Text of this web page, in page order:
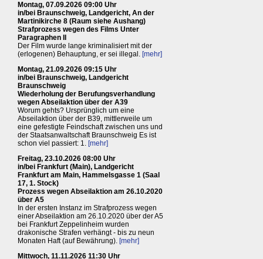
Montag, 07.09.2026 09:00 Uhr
in/bei Braunschweig, Landgericht, An der
Martinikirche 8 (Raum siehe Aushang)
Strafprozess wegen des Films Unter
Paragraphen II
Der Film wurde lange kriminalisiert mit der
(erlogenen) Behauptung, er sei illegal. [mehr]
Montag, 21.09.2026 09:15 Uhr
in/bei Braunschweig, Landgericht
Braunschweig
Wiederholung der Berufungsverhandlung
wegen Abseilaktion über der A39
Worum gehts? Ursprünglich um eine
Abseilaktion über der B39, mittlerweile um
eine gefestigte Feindschaft zwischen uns und
der Staatsanwaltschaft Braunschweig Es ist
schon viel passiert: 1. [mehr]
Freitag, 23.10.2026 08:00 Uhr
in/bei Frankfurt (Main), Landgericht
Frankfurt am Main, Hammelsgasse 1 (Saal
17, 1. Stock)
Prozess wegen Abseilaktion am 26.10.2020
über A5
In der ersten Instanz im Strafprozess wegen
einer Abseilaktion am 26.10.2020 über der A5
bei Frankfurt Zeppelinheim wurden
drakonische Strafen verhängt - bis zu neun
Monaten Haft (auf Bewährung). [mehr]
Mittwoch, 11.11.2026 11:30 Uhr